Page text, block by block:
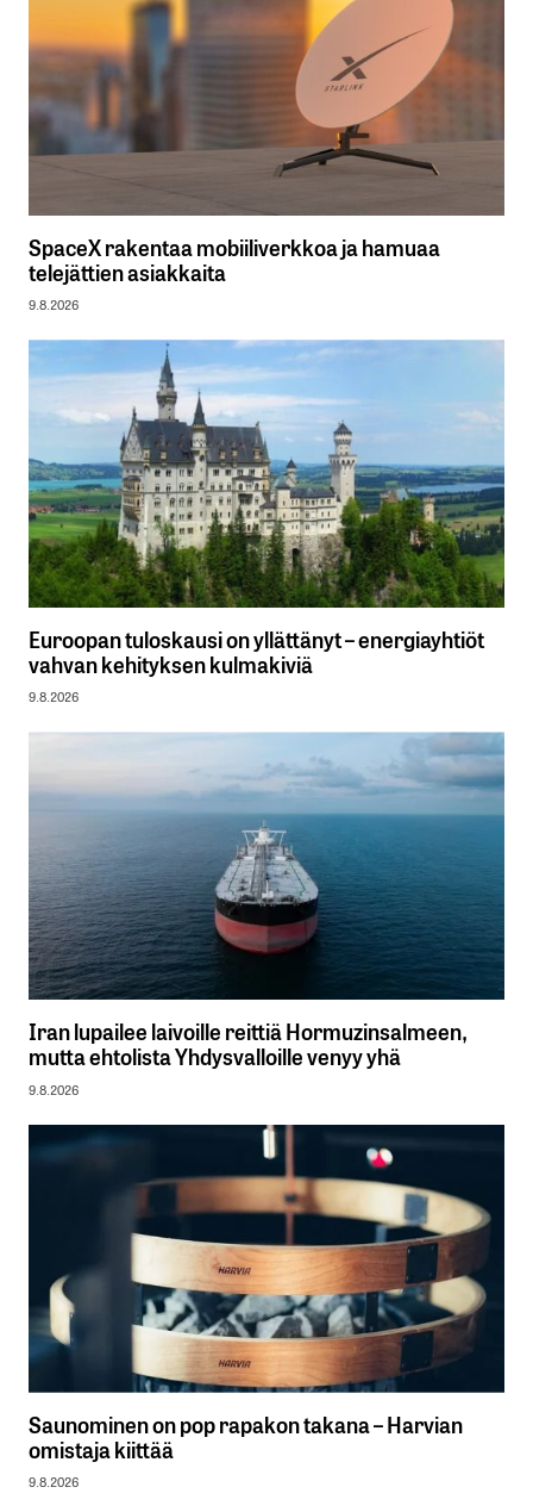
SpaceX rakentaa mobiiliverkkoa ja hamuaa
telejättien asiakkaita
9.8.2026
Euroopan tuloskausi on yllättänyt – energiayhtiöt
vahvan kehityksen kulmakiviä
9.8.2026
Iran lupailee laivoille reittiä Hormuzinsalmeen,
mutta ehtolista Yhdysvalloille venyy yhä
9.8.2026
Saunominen on pop rapakon takana – Harvian
omistaja kiittää
9.8.2026